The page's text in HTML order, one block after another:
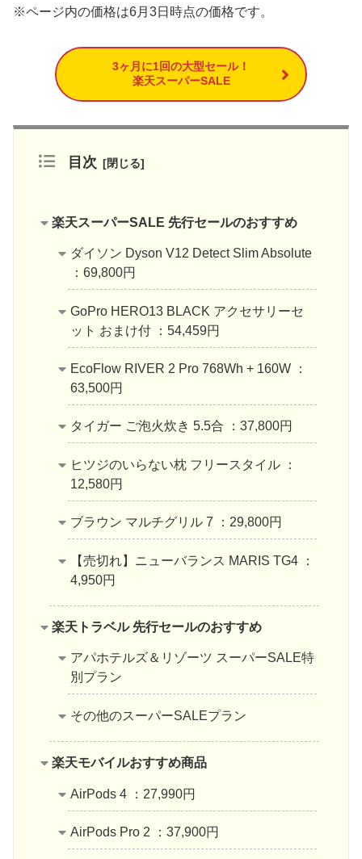
※ページ内の価格は6月3日時点の価格です。
3ヶ月に1回の大型セール！
楽天スーパーSALE
目次
楽天スーパーSALE 先行セールのおすすめ
ダイソン Dyson V12 Detect Slim Absolute
：69,800円
GoPro HERO13 BLACK アクセサリーセ
ット おまけ付 ：54,459円
EcoFlow RIVER 2 Pro 768Wh + 160W ：
63,500円
タイガー ご泡火炊き 5.5合 ：37,800円
ヒツジのいらない枕 フリースタイル ：
12,580円
ブラウン マルチグリル 7 ：29,800円
【売切れ】ニューバランス MARIS TG4 ：
4,950円
楽天トラベル 先行セールのおすすめ
アパホテルズ＆リゾーツ スーパーSALE特
別プラン
その他のスーパーSALEプラン
楽天モバイルおすすめ商品
AirPods 4 ：27,990円
AirPods Pro 2 ：37,900円